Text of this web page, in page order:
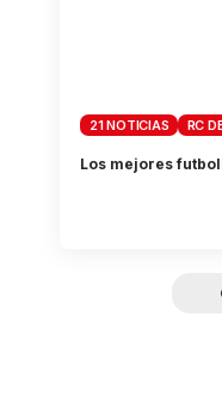
21 NOTICIAS RC
Los mejores